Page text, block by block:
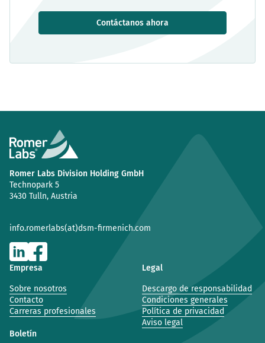
Contáctanos ahora
Romer Labs Division Holding GmbH
Technopark 5
3430 Tulln, Austria
info.romerlabs(at)dsm-firmenich.com
Empresa
Sobre nosotros
Contacto
Carreras profesionales
Legal
Descargo de responsabilidad
Condiciones generales
Política de privacidad
Aviso legal
Boletín